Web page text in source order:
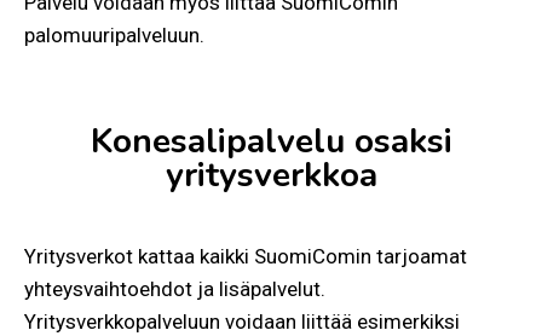
palomuuripalveluun.
Konesalipalvelu osaksi
yritysverkkoa
Yritysverkot kattaa kaikki SuomiComin tarjoamat
yhteysvaihtoehdot ja lisäpalvelut.
Yritysverkkopalveluun voidaan liittää esimerkiksi